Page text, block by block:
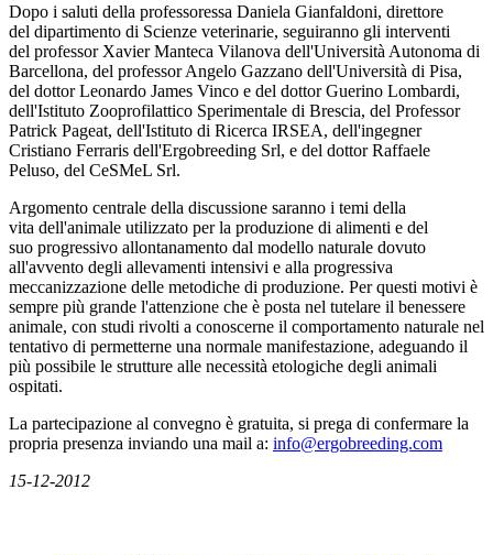
Dopo i saluti della professoressa Daniela Gianfaldoni, direttore
del dipartimento di Scienze veterinarie, seguiranno gli interventi
del professor Xavier Manteca Vilanova dell'Università Autonoma di
Barcellona, del professor Angelo Gazzano dell'Università di Pisa,
del dottor Leonardo James Vinco e del dottor Guerino Lombardi,
dell'Istituto Zooprofilattico Sperimentale di Brescia, del Professor
Patrick Pageat, dell'Istituto di Ricerca IRSEA, dell'ingegner
Cristiano Ferraris dell'Ergobreeding Srl, e del dottor Raffaele
Peluso, del CeSMeL Srl.
Argomento centrale della discussione saranno i temi della
vita dell'animale utilizzato per la produzione di alimenti e del
suo progressivo allontanamento dal modello naturale dovuto
all'avvento degli allevamenti intensivi e alla progressiva
meccanizzazione delle metodiche di produzione. Per questi motivi è
sempre più grande l'attenzione che è posta nel tutelare il benessere
animale, con studi rivolti a conoscerne il comportamento naturale nel
tentativo di permetterne una normale manifestazione, adeguando il
più possibile le strutture alle necessità etologiche degli animali
ospitati.
La partecipazione al convegno è gratuita, si prega di confermare la
propria presenza inviando una mail a: info@ergobreeding.com
15-12-2012